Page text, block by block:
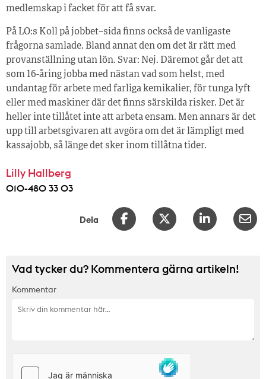
medlemskap i facket för att få svar.
På LO:s Koll på jobbet–sida finns också de vanligaste
frågorna samlade. Bland annat den om det är rätt med
provanställning utan lön. Svar: Nej. Däremot går det att
som 16-åring jobba med nästan vad som helst, med
undantag för arbete med farliga kemikalier, för tunga lyft
eller med maskiner där det finns särskilda risker. Det är
heller inte tillåtet inte att arbeta ensam. Men annars är det
upp till arbetsgivaren att avgöra om det är lämpligt med
kassajobb, så länge det sker inom tillåtna tider.
Lilly Hallberg
010-480 33 03
Dela
Vad tycker du? Kommentera gärna artikeln!
Kommentar